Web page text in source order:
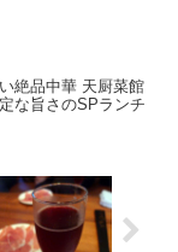
絶品中華 天厨菜館
な旨さのSPランチ